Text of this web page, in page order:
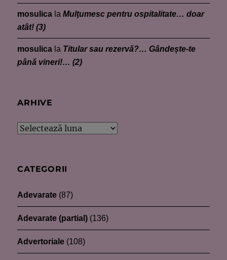
mosulica laMulţumesc pentru ospitalitate… doar
atât! (3)
mosulica la Titular sau rezervă?… Gândește-te
până vineri!… (2)
ARHIVE
Arhive
CATEGORII
Adevarate (87)
Adevarate (partial) (136)
Advertoriale (108)